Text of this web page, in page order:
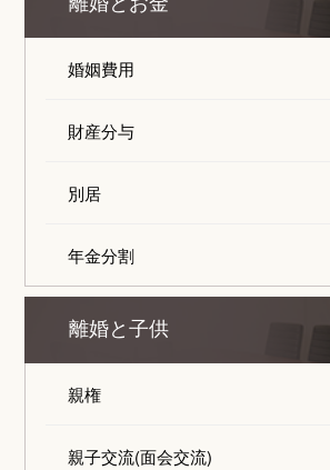
婚姻費用
財産分与
別居
年金分割
離婚と子供
親権
親子交流(面会交流)